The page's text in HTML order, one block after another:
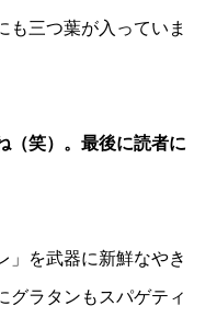
も三つ葉が入っていま
（笑）。最後に読者に
を武器に新鮮なやき
グラタンもスパゲティ